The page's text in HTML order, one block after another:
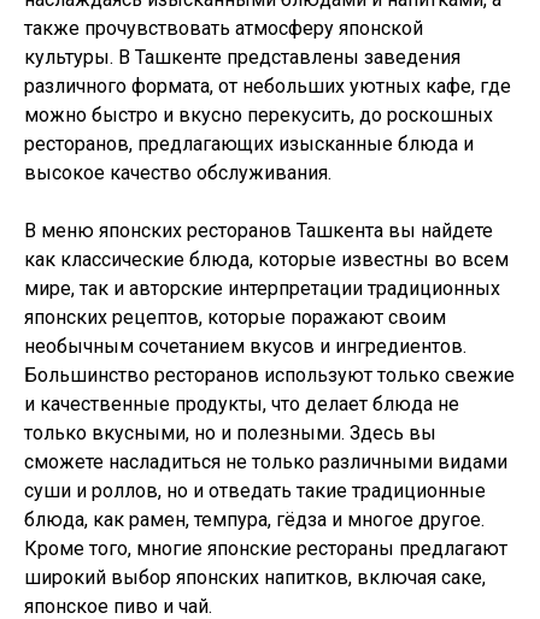
также прочувствовать атмосферу японской
культуры. В Ташкенте представлены заведения
различного формата, от небольших уютных кафе, где
можно быстро и вкусно перекусить, до роскошных
ресторанов, предлагающих изысканные блюда и
высокое качество обслуживания.
В меню японских ресторанов Ташкента вы найдете
как классические блюда, которые известны во всем
мире, так и авторские интерпретации традиционных
японских рецептов, которые поражают своим
необычным сочетанием вкусов и ингредиентов.
Большинство ресторанов используют только свежие
и качественные продукты, что делает блюда не
только вкусными, но и полезными. Здесь вы
сможете насладиться не только различными видами
суши и роллов, но и отведать такие традиционные
блюда, как рамен, темпура, гёдза и многое другое.
Кроме того, многие японские рестораны предлагают
широкий выбор японских напитков, включая саке,
японское пиво и чай.